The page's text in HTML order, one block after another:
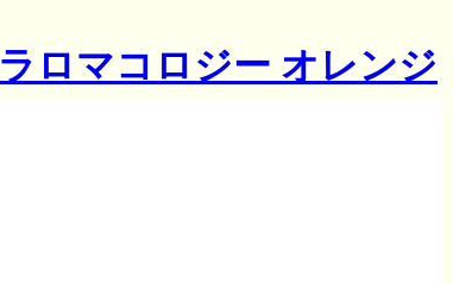
ラロマコロジー オレンジ